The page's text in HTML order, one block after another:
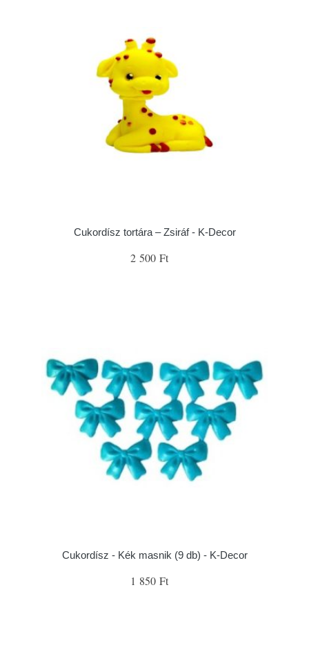
Cukordísz tortára – Zsiráf - K-Decor
2 500 Ft
Cukordísz - Kék masnik (9 db) - K-Decor
1 850 Ft